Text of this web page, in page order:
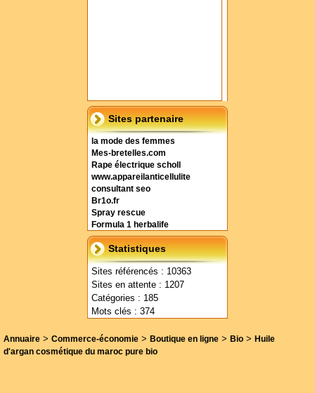
Sites partenaire
la mode des femmes
Mes-bretelles.com
Rape électrique scholl
www.appareilanticellulite
consultant seo
Br1o.fr
Spray rescue
Formula 1 herbalife
Statistiques
Sites référencés : 10363
Sites en attente : 1207
Catégories : 185
Mots clés : 374
Annuaire > Commerce-économie > Boutique en ligne > Bio > Huile
d'argan cosmétique du maroc pure bio